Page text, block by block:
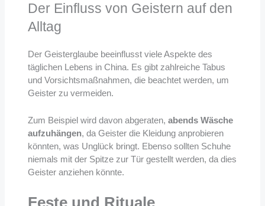
Der Einfluss von Geistern auf den
Alltag
Der Geisterglaube beeinflusst viele Aspekte des
täglichen Lebens in China. Es gibt zahlreiche Tabus
und Vorsichtsmaßnahmen, die beachtet werden, um
Geister zu vermeiden.
Zum Beispiel wird davon abgeraten, abends Wäsche
aufzuhängen, da Geister die Kleidung anprobieren
könnten, was Unglück bringt. Ebenso sollten Schuhe
niemals mit der Spitze zur Tür gestellt werden, da dies
Geister anziehen könnte.
Feste und Rituale